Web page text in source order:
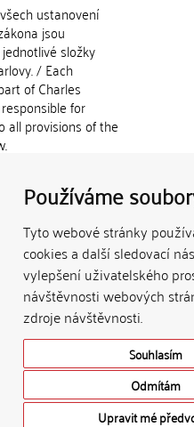
Používáme
Tyto webové stránky
cookies a další sledovací
vylepšení uživatelského
návštěvnosti webových
zdroje návštěvnosti.
Souhlasím
Odmítám
Upravit mé
ustanovení
jsou
složky
/ Each
of Charles
for
all provisions of the
být použity k
nebo vydávány
nebo jinou
jiné osoby než autora.
information shall not
commercial
as results of
or any other
of any person
author.
copyright © 2002-